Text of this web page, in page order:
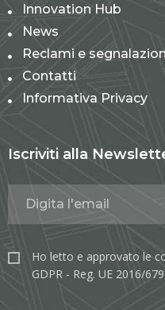
Innovation Hub
News
Reclami e
Contatti
Informativa Privacy
Iscriviti alla
Ho letto e approvato le
GDPR - Reg. UE 2016/679